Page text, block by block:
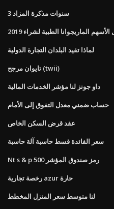
3 سنوات مذكرة المزاد
الماريجوانا الطبية لشراء 2019
لماذا تقيد البلدان التجارة الدولية
تايوان مرجح (twii)
داو جونز لنا مؤشر الخدمات المالية
حساب ضمني معدل التفوق إلى الأمام
عقد قرض السكن الخاص
سعر الفائدة قسط حاسبة آلة حاسبة
Nt s & p 500 رمز صندوق المؤشر
رخصة تجارية azur حارة
لنا متوسط ​​سعر المنزل المخطط